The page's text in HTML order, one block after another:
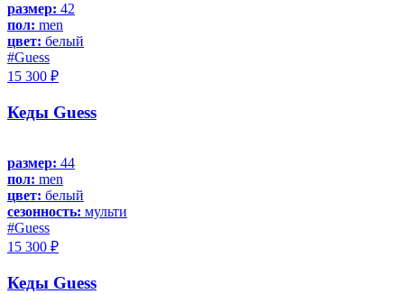
размер: 42
пол: men
цвет: белый
#Guess
15 300 ₽
Кеды Guess
размер: 44
пол: men
цвет: белый
сезонность: мульти
#Guess
15 300 ₽
Кеды Guess